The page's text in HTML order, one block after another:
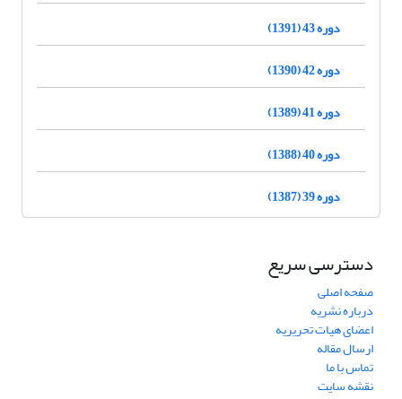
دوره 43 (1391)
دوره 42 (1390)
دوره 41 (1389)
دوره 40 (1388)
دوره 39 (1387)
دسترسی سریع
صفحه اصلی
درباره نشریه
اعضای هیات تحریریه
ارسال مقاله
تماس با ما
نقشه سایت